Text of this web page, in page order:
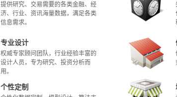
提供研究、交易需要的各类金融、经
济、行业、资讯海量数据，满足各类
信息需求。
专业设计
权威专家顾问团队，行业经验丰富的
设计人员，专为研究、投资分析而
用。
个性定制